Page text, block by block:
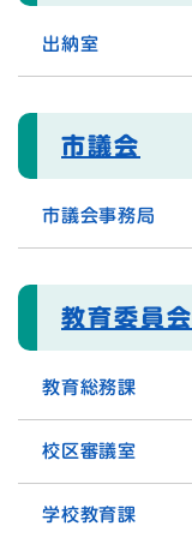
出納室
市議会
市議会事務局
教育委員会
教育総務課
校区審議室
学校教育課